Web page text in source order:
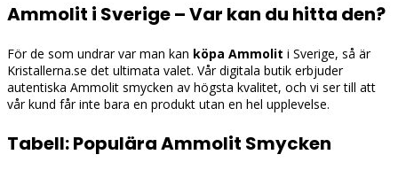
Ammolit i Sverige – Var kan du hitta den?
För de som undrar var man kan köpa Ammolit i Sverige, så är
Kristallerna.se det ultimata valet. Vår digitala butik erbjuder
autentiska Ammolit smycken av högsta kvalitet, och vi ser till att
vår kund får inte bara en produkt utan en hel upplevelse.
Tabell: Populära Ammolit Smycken